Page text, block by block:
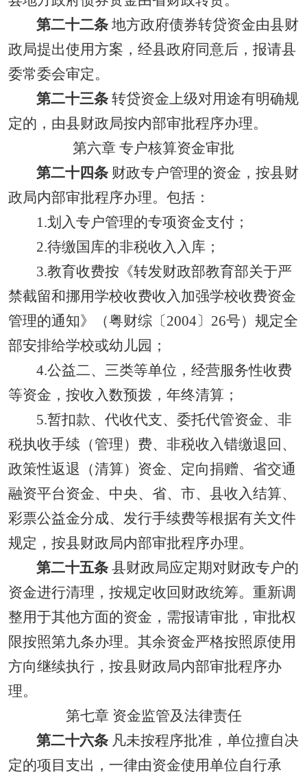
第二十二条地方政府债券转贷资金由县财
政局提出使用方案，经县政府同意后，报请县
委常委会审定。
第二十三条转贷资金上级对用途有明确规
定的，由县财政局按内部审批程序办理。
第六章 专户核算资金审批
第二十四条财政专户管理的资金，按县财
政局内部审批程序办理。包括：
1.划入专户管理的专项资金支付；
2.待缴国库的非税收入入库；
3.教育收费按《转发财政部教育部关于严
禁截留和挪用学校收费收入加强学校收费资金
管理的通知》（粤财综〔2004〕26号）规定全
部安排给学校或幼儿园；
4.公益二、三类等单位，经营服务性收费
等资金，按收入数预拨，年终清算；
5.暂扣款、代收代支、委托代管资金、非
税执收手续（管理）费、非税收入错缴退回、
政策性返退（清算）资金、定向捐赠、省交通
融资平台资金、中央、省、市、县收入结算、
彩票公益金分成、发行手续费等根据有关文件
规定，按县财政局内部审批程序办理。
第二十五条县财政局应定期对财政专户的
资金进行清理，按规定收回财政统筹。重新调
整用于其他方面的资金，需报请审批，审批权
限按照第九条办理。其余资金严格按照原使用
方向继续执行，按县财政局内部审批程序办
理。
第七章 资金监管及法律责任
第二十六条凡未按程序批准，单位擅自决
定的项目支出，一律由资金使用单位自行承